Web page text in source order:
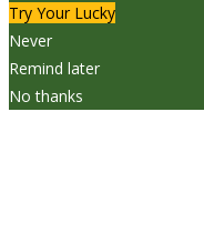
Try Your Lucky
Never
Remind later
No thanks